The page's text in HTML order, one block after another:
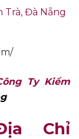
Trà, Đà Nẵng
Ty Kiểm
Chỉ